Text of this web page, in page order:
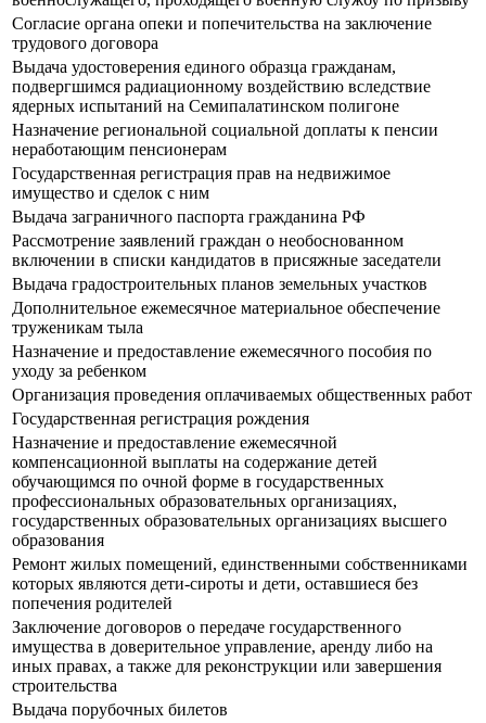
Согласие органа опеки и попечительства на заключение
трудового договора
Выдача удостоверения единого образца гражданам,
подвергшимся радиационному воздействию вследствие
ядерных испытаний на Семипалатинском полигоне
Назначение региональной социальной доплаты к пенсии
неработающим пенсионерам
Государственная регистрация прав на недвижимое
имущество и сделок с ним
Выдача заграничного паспорта гражданина РФ
Рассмотрение заявлений граждан о необоснованном
включении в списки кандидатов в присяжные заседатели
Выдача градостроительных планов земельных участков
Дополнительное ежемесячное материальное обеспечение
труженикам тыла
Назначение и предоставление ежемесячного пособия по
уходу за ребенком
Организация проведения оплачиваемых общественных работ
Государственная регистрация рождения
Назначение и предоставление ежемесячной
компенсационной выплаты на содержание детей
обучающимся по очной форме в государственных
профессиональных образовательных организациях,
государственных образовательных организациях высшего
образования
Ремонт жилых помещений, единственными собственниками
которых являются дети-сироты и дети, оставшиеся без
попечения родителей
Заключение договоров о передаче государственного
имущества в доверительное управление, аренду либо на
иных правах, а также для реконструкции или завершения
строительства
Выдача порубочных билетов